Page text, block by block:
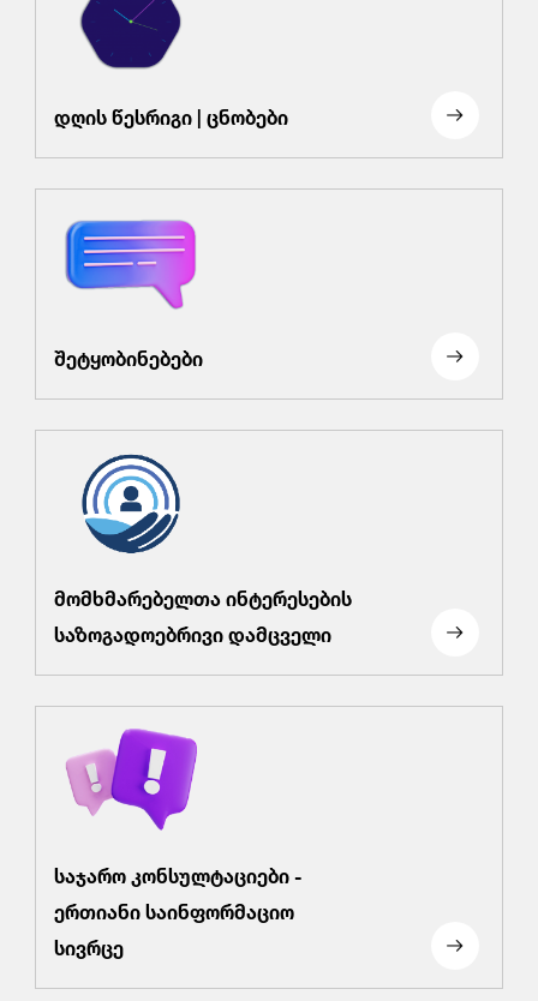
დღის წესრიგი | ცნობები
შეტყობინებები
მომხმარებელთა ინტერესების
საზოგადოებრივი დამცველი
საჯარო კონსულტაციები -
ერთიანი საინფორმაციო
სივრცე